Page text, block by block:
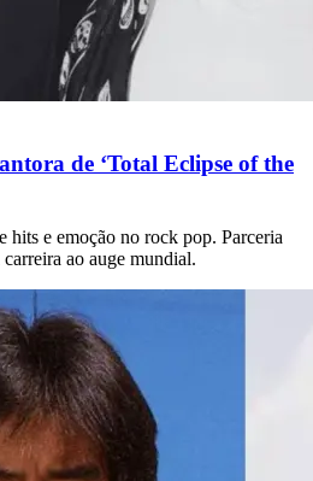
de ‘Total Eclipse of the
hits e emoção no rock pop. Parceria
ao auge mundial.